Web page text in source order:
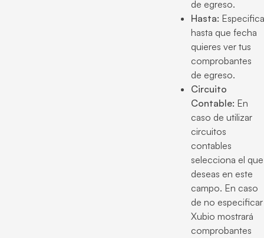
de egreso.
Hasta: Especifica
hasta que fecha
quieres ver tus
comprobantes
de egreso.
Circuito
Contable: En
caso de utilizar
circuitos
contables
selecciona el que
deseas en este
campo. En caso
de no especificar
Xubio mostrará
comprobantes